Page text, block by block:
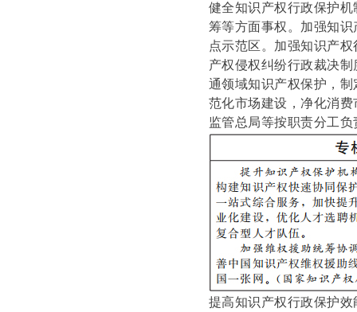
健全知识产权行政保护
筹等方面事权。加强知
点示范区。加强知识产
产权侵权纠纷行政裁决
通领域知识产权保护，
范化市场建设，净化消费
监管总局等按职责分工负
提高知识产权行政保护